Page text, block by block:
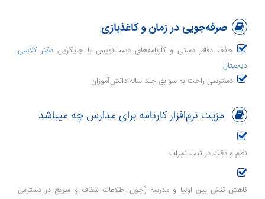
صرفه‌جویی در زمان و کاغذبازی
حذف دفاتر دستی و کارنامه‌های دست‌نویس با جایگزین دفتر کلاسی
دیجیتال
دسترسی راحت به سوابق چند ساله دانش‌آموزان
مزیت نرم‌افزار کارنامه برای مدارس چه میباشد
نظم و دقت در ثبت نمرات
کاهش تنش بین اولیا و مدرسه (چون اطلاعات شفاف و سریع در دسترس